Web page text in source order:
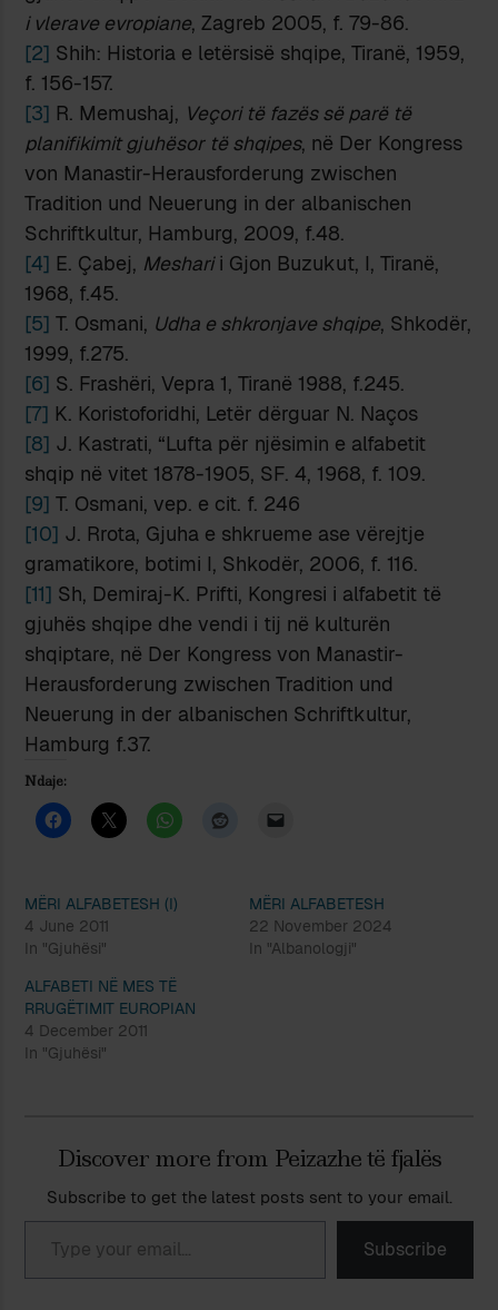
i vlerave evropiane, Zagreb 2005, f. 79-86.
[2] Shih: Historia e letërsisë shqipe, Tiranë, 1959,
f. 156-157.
[3] R. Memushaj, Veçori të fazës së parë të
planifikimit gjuhësor të shqipes, në Der Kongress
von Manastir-Herausforderung zwischen
Tradition und Neuerung in der albanischen
Schriftkultur, Hamburg, 2009, f.48.
[4] E. Çabej, Mesharii Gjon Buzukut, I, Tiranë,
1968, f.45.
[5] T. Osmani, Udha e shkronjave shqipe, Shkodër,
1999, f.275.
[6] S. Frashëri, Vepra 1, Tiranë 1988, f.245.
[7] K. Koristoforidhi, Letër dërguar N. Naços
[8] J. Kastrati, “Lufta për njësimin e alfabetit
shqip në vitet 1878-1905, SF. 4, 1968, f. 109.
[9] T. Osmani, vep. e cit. f. 246
[10] J. Rrota, Gjuha e shkrueme ase vërejtje
gramatikore, botimi I, Shkodër, 2006, f. 116.
[11] Sh, Demiraj-K. Prifti, Kongresi i alfabetit të
gjuhës shqipe dhe vendi i tij në kulturën
shqiptare, në Der Kongress von Manastir-
Herausforderung zwischen Tradition und
Neuerung in der albanischen Schriftkultur,
Hamburg f.37.
Ndaje:
MËRI ALFABETESH (I)
4 June 2011
In "Gjuhësi"
MËRI ALFABETESH
22 November 2024
In "Albanologji"
ALFABETI NË MES TË
RRUGËTIMIT EUROPIAN
4 December 2011
In "Gjuhësi"
Discover more from Peizazhe të fjalës
Subscribe to get the latest posts sent to your email.
Type your email…
Subscribe